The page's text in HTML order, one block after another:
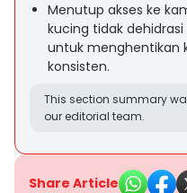
Menutup akses ke
kucing tidak
untuk menghentikan
konsisten.
This section summary
our editorial team.
Share Article